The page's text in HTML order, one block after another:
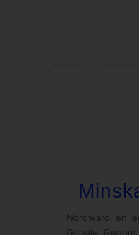
Nordward, en
Google.